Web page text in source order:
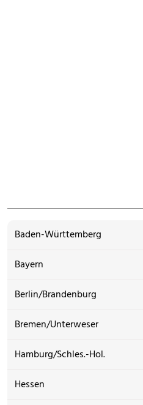
Baden-Württemberg
Bayern
Berlin/Brandenburg
Bremen/Unterweser
Hamburg/Schles.-Hol.
Hessen